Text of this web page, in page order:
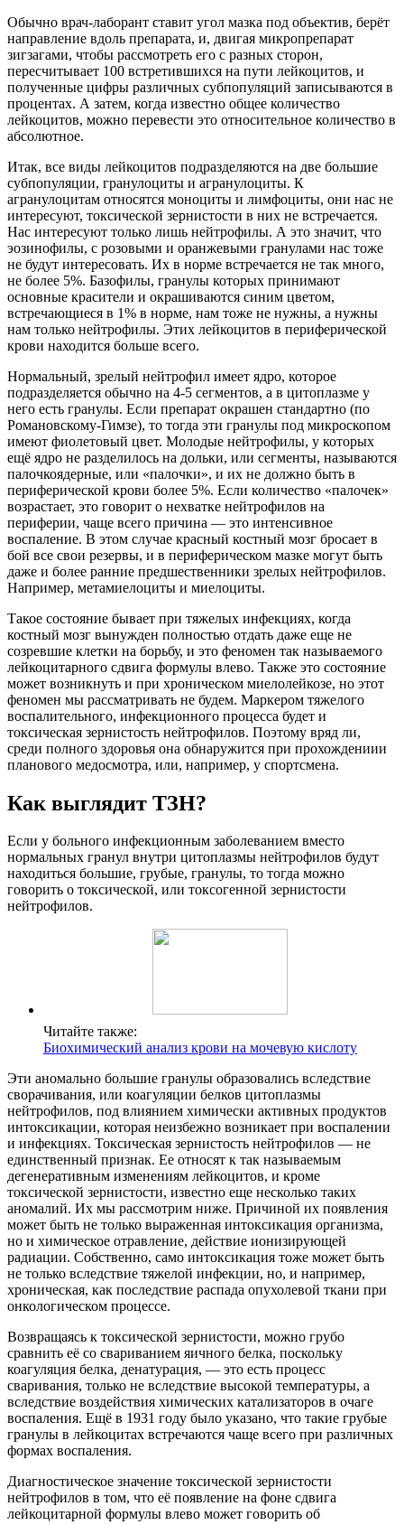
Обычно врач-лаборант ставит угол мазка под объектив, берёт
направление вдоль препарата, и, двигая микропрепарат
зигзагами, чтобы рассмотреть его с разных сторон,
пересчитывает 100 встретившихся на пути лейкоцитов, и
полученные цифры различных субпопуляций записываются в
процентах. А затем, когда известно общее количество
лейкоцитов, можно перевести это относительное количество в
абсолютное.
Итак, все виды лейкоцитов подразделяются на две большие
субпопуляции, гранулоциты и агранулоциты. К
агранулоцитам относятся моноциты и лимфоциты, они нас не
интересуют, токсической зернистости в них не встречается.
Нас интересуют только лишь нейтрофилы. А это значит, что
эозинофилы, с розовыми и оранжевыми гранулами нас тоже
не будут интересовать. Их в норме встречается не так много,
не более 5%. Базофилы, гранулы которых принимают
основные красители и окрашиваются синим цветом,
встречающиеся в 1% в норме, нам тоже не нужны, а нужны
нам только нейтрофилы. Этих лейкоцитов в периферической
крови находится больше всего.
Нормальный, зрелый нейтрофил имеет ядро, которое
подразделяется обычно на 4-5 сегментов, а в цитоплазме у
него есть гранулы. Если препарат окрашен стандартно (по
Романовскому-Гимзе), то тогда эти гранулы под микроскопом
имеют фиолетовый цвет. Молодые нейтрофилы, у которых
ещё ядро не разделилось на дольки, или сегменты, называются
палочкоядерные, или «палочки», и их не должно быть в
периферической крови более 5%. Если количество «палочек»
возрастает, это говорит о нехватке нейтрофилов на
периферии, чаще всего причина — это интенсивное
воспаление. В этом случае красный костный мозг бросает в
бой все свои резервы, и в периферическом мазке могут быть
даже и более ранние предшественники зрелых нейтрофилов.
Например, метамиелоциты и миелоциты.
Такое состояние бывает при тяжелых инфекциях, когда
костный мозг вынужден полностью отдать даже еще не
созревшие клетки на борьбу, и это феномен так называемого
лейкоцитарного сдвига формулы влево. Также это состояние
может возникнуть и при хроническом миелолейкозе, но этот
феномен мы рассматривать не будем. Маркером тяжелого
воспалительного, инфекционного процесса будет и
токсическая зернистость нейтрофилов. Поэтому вряд ли,
среди полного здоровья она обнаружится при прохождениии
планового медосмотра, или, например, у спортсмена.
Как выглядит ТЗН?
Если у больного инфекционным заболеванием вместо
нормальных гранул внутри цитоплазмы нейтрофилов будут
находиться большие, грубые, гранулы, то тогда можно
говорить о токсической, или токсогенной зернистости
нейтрофилов.
Читайте также:
Биохимический анализ крови на мочевую кислоту
Эти аномально большие гранулы образовались вследствие
сворачивания, или коагуляции белков цитоплазмы
нейтрофилов, под влиянием химически активных продуктов
интоксикации, которая неизбежно возникает при воспалении
и инфекциях. Токсическая зернистость нейтрофилов — не
единственный признак. Ее относят к так называемым
дегенеративным изменениям лейкоцитов, и кроме
токсической зернистости, известно еще несколько таких
аномалий. Их мы рассмотрим ниже. Причиной их появления
может быть не только выраженная интоксикация организма,
но и химическое отравление, действие ионизирующей
радиации. Собственно, само интоксикация тоже может быть
не только вследствие тяжелой инфекции, но, и например,
хроническая, как последствие распада опухолевой ткани при
онкологическом процессе.
Возвращаясь к токсической зернистости, можно грубо
сравнить её со свариванием яичного белка, поскольку
коагуляция белка, денатурация, — это есть процесс
сваривания, только не вследствие высокой температуры, а
вследствие воздействия химических катализаторов в очаге
воспаления. Ещё в 1931 году было указано, что такие грубые
гранулы в лейкоцитах встречаются чаще всего при различных
формах воспаления.
Диагностическое значение токсической зернистости
нейтрофилов в том, что её появление на фоне сдвига
лейкоцитарной формулы влево может говорить об